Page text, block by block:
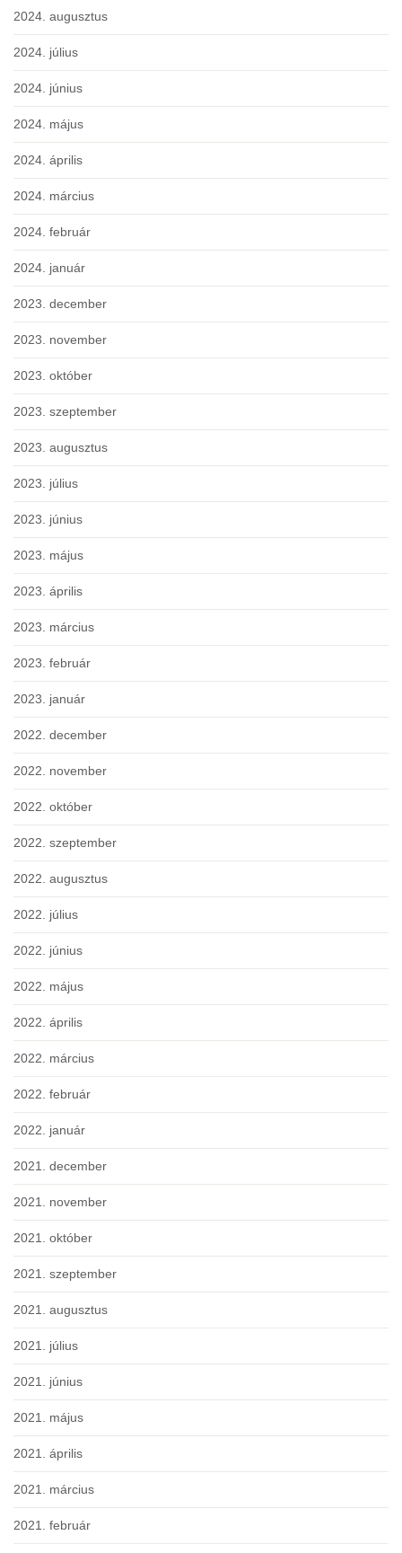
2024. augusztus
2024. július
2024. június
2024. május
2024. április
2024. március
2024. február
2024. január
2023. december
2023. november
2023. október
2023. szeptember
2023. augusztus
2023. július
2023. június
2023. május
2023. április
2023. március
2023. február
2023. január
2022. december
2022. november
2022. október
2022. szeptember
2022. augusztus
2022. július
2022. június
2022. május
2022. április
2022. március
2022. február
2022. január
2021. december
2021. november
2021. október
2021. szeptember
2021. augusztus
2021. július
2021. június
2021. május
2021. április
2021. március
2021. február